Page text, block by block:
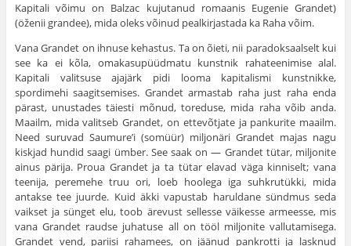
Kapitali võimu on Balzac kujutanud romaanis Eugenie Grandet)
(öženii grandee), mida oleks või­nud pealkirjastada ka Raha võim.
Vana Grandet on ihnuse kehastus. Ta on õieti, nii paradoksaalselt kui
see ka ei kõla, omakasupüüdmatu kunst­nik rahateenimise alal.
Kapitali valitsuse ajajärk pidi looma kapitalismi kunstnikke,
spordimehi saagitsemises. Grandet armastab raha just raha enda
pärast, unustades täiesti mõ­nud, toreduse, mida raha võib anda.
Maailm, mida valitseb Grandet, on ettevõtjate ja pankurite maailm.
Need suruvad Saumure’i (somüür) miljonäri Grandet majas nagu
kiskjad hundid saagi ümber. See saak on — Grandet tütar, miljo­nite
ainus pärija. Proua Grandet ja ta tütar elavad väga kinniselt; vana
teenija, peremehe truu ori, loeb hoolega iga suhkrutükki, mida
antakse tee juurde. Kuid äkki vapustab haruldane sündmus seda
vaikset ja sünget elu, toob ärevust sellesse väikesse armeesse, mis
vana Grandet raudse juhatuse all on tööl miljonite vallutamisega.
Grandet vend, pariisi rahamees, on jäänud pankrotti ja lasknud